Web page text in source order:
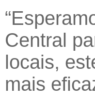
Central
locais,
mais